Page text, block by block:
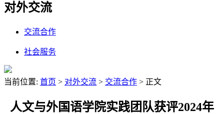
对外交流
交流合作
社会服务
当前位置: 首页 > 对外交流 > 交流合作 > 正文
人文与外国语学院实践团队获评2024年